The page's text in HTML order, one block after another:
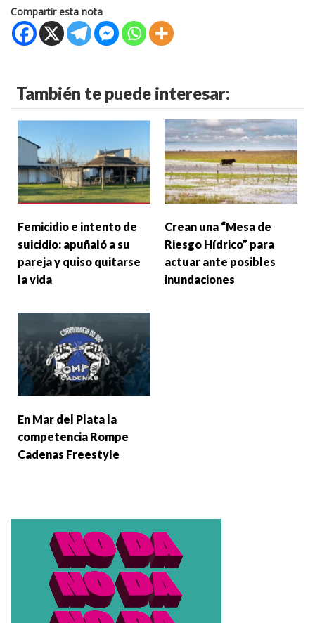
Compartir esta nota
También te puede interesar:
Femicidio e intento de
suicidio: apuñaló a su
pareja y quiso quitarse
la vida
Crean una “Mesa de
Riesgo Hídrico” para
actuar ante posibles
inundaciones
En Mar del Plata la
competencia Rompe
Cadenas Freestyle